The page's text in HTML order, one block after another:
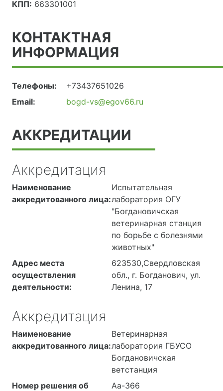
КПП: 663301001
КОНТАКТНАЯ
ИНФОРМАЦИЯ
Телефоны:
+73437651026
Email:
bogd-vs@egov66.ru
АККРЕДИТАЦИИ
Аккредитация
Наименование
аккредитованного лица:
Испытательная
лаборатория ОГУ
"Богдановичская
ветеринарная станция
по борьбе с болезнями
животных"
Адрес места
осуществления
деятельности:
623530,Свердловская
обл., г. Богданович, ул.
Ленина, 17
Аккредитация
Наименование
аккредитованного лица:
Ветеринарная
лаборатория ГБУСО
Богдановичская
ветстанция
Номер решения об
Аа-366